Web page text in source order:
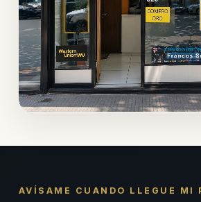
AVÍSAME CUANDO LLEGUE MI